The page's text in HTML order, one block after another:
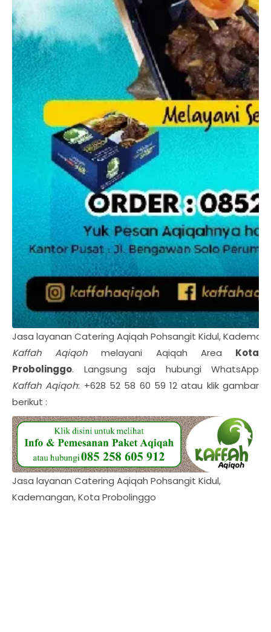
Jasa layanan Catering Aqiqah Pohsangit Kidul,
Kaffah Aqiqoh melayani Aqiqah Area Kota
Probolinggo. Langsung saja hubungi WhatsApp
Kaffah Aqiqoh: +628 52 58 60 59 12 atau klik gambar
berikut :
Jasa layanan Catering Aqiqah Pohsangit Kidul,
Kademangan, Kota Probolinggo